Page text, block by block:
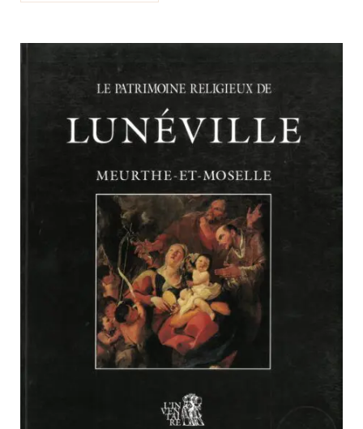
Agenda
Ressources
CATALOGUE BIBLIOGRAPHIQUE
NOS CENTRES DE DOCUMENTATION
NOS EXPOSITIONS
BASES DE DONNÉES DU
PATRIMOINE
ANNIVERSAIRE DE L’INVENTAIRE
GÉNÉRAL
Contact